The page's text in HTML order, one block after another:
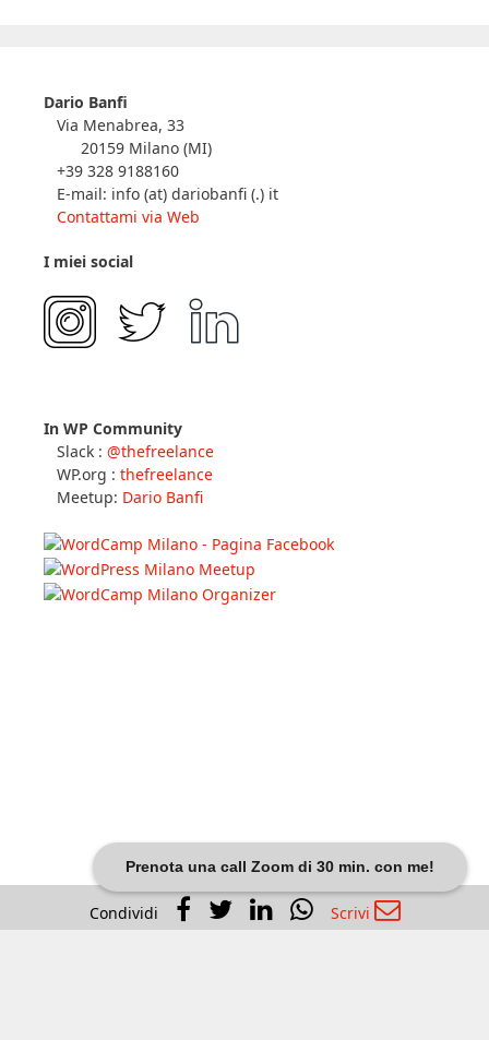
Prenota una call Zoom di 30 min. con me!
Dario Banfi
Via Menabrea, 33
20159 Milano (MI)
+39 328 9188160
E-mail: info (at) dariobanfi (.) it
Contattami via Web
I miei social
In WP Community
Slack : @thefreelance
WP.org : thefreelance
Meetup: Dario Banfi
Condividi Scrivi